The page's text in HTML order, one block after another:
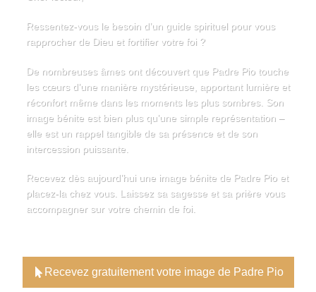
Ressentez-vous le besoin d’un guide spirituel pour vous
rapprocher de Dieu et fortifier votre foi ?
De nombreuses âmes ont découvert que Padre Pio touche
les cœurs d’une manière mystérieuse, apportant lumière et
réconfort même dans les moments les plus sombres. Son
image bénite est bien plus qu’une simple représentation –
elle est un rappel tangible de sa présence et de son
intercession puissante.
Recevez dès aujourd’hui une image bénite de Padre Pio et
placez-la chez vous. Laissez sa sagesse et sa prière vous
accompagner sur votre chemin de foi.
Recevez gratuitement votre image de Padre Pio